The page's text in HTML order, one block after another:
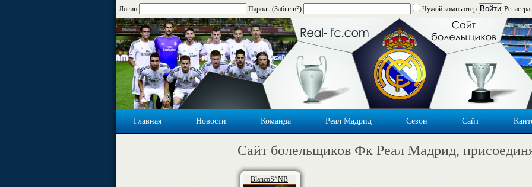
Логин: Пароль (Забыли?): Чужой компьютер Войти
Главная Новости Команда Реал Мадрид Сезон Сайт
Cайт болельщиков Фк Реал Мадрид,
BlancoS^NB